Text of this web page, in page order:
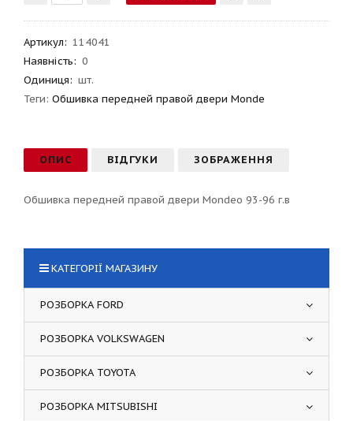
Артикул: 114041
Наявність: 0
Одиниця: шт.
Теги: Обшивка передней правой двери Monde
ОПИС ВІДГУКИ ЗОБРАЖЕННЯ
Обшивка передней правой двери Mondeo 93-96 г.в
КАТЕГОРІЇ МАГАЗИНУ
РОЗБОРКА FORD
РОЗБОРКА VOLKSWAGEN
РОЗБОРКА TOYOTA
РОЗБОРКА MITSUBISHI